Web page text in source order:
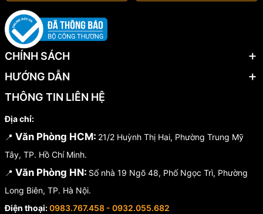
CHÍNH SÁCH
HƯỚNG DẪN
THÔNG TIN LIÊN HỆ
Địa chỉ:
📍 Văn Phòng HCM: 21/2 Huỳnh Thị Hai, Phường Trung Mỹ
Tây, TP. Hồ Chí Minh.
📍 Văn Phòng HN: Số nhà 19 Ngõ 48, Phố Ngọc Trì, Phường
Long Biên, TP. Hà Nội.
Điện thoại:0983.767.458 - 0932.055.682